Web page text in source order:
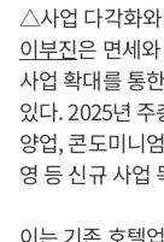
△사업 다각화와
이부진은 면세
사업 확대를 통
있다. 2025년
양업, 콘도미니
영 등 신규 사업